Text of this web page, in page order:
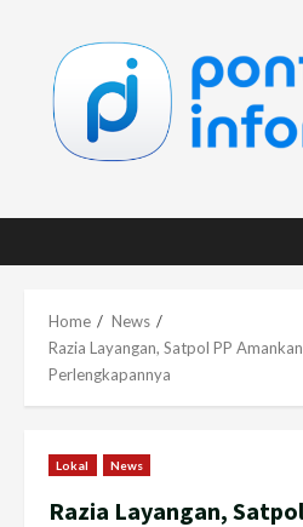
content
Home
News
Razia Layangan, Satpol PP
Perlengkapannya
Lokal News
Razia Layangan,